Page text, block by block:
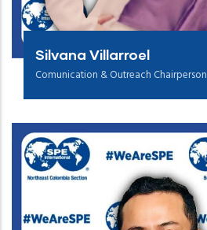
Silvana Villarroel
Comunication & Outreach Chairperson